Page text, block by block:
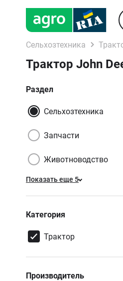
Сельхозтехника
Трактор John
Раздел
Сельхозтехника
Запчасти
Животноводство
Показать еще 5
Категория
Трактор
Производитель